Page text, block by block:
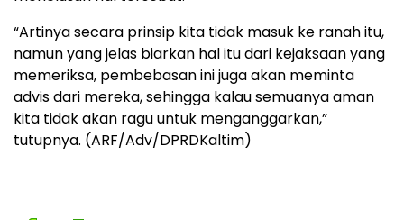
“Artinya secara prinsip kita tidak masuk ke ranah itu,
namun yang jelas biarkan hal itu dari kejaksaan yang
memeriksa, pembebasan ini juga akan meminta
advis dari mereka, sehingga kalau semuanya aman
kita tidak akan ragu untuk menganggarkan,”
tutupnya. (ARF/Adv/DPRDKaltim)